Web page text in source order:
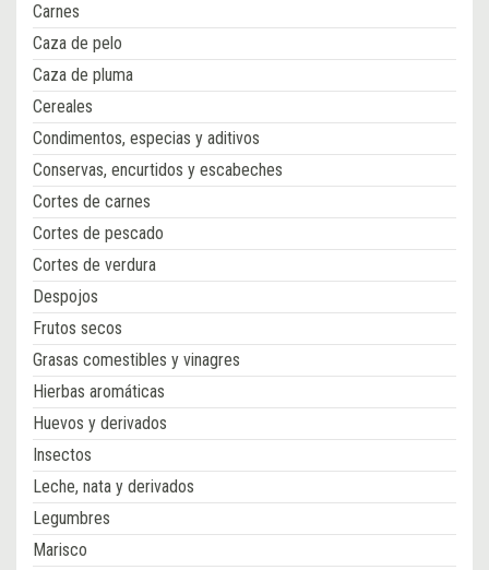
Carnes
Caza de pelo
Caza de pluma
Cereales
Condimentos, especias y aditivos
Conservas, encurtidos y escabeches
Cortes de carnes
Cortes de pescado
Cortes de verdura
Despojos
Frutos secos
Grasas comestibles y vinagres
Hierbas aromáticas
Huevos y derivados
Insectos
Leche, nata y derivados
Legumbres
Marisco